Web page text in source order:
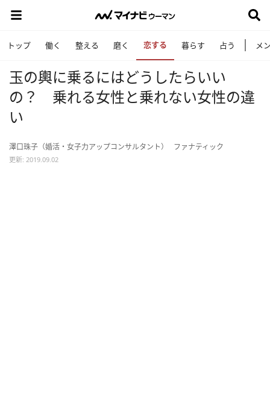
トップ 働く 整える 磨く 恋する 暮らす 占う メ
玉の輿に乗るにはどうしたらいい
の？ 乗れる女性と乗れない女性の違
い
澤口珠子（婚活・女子力アップコンサルタント） ファナティック
更新: 2019.09.02